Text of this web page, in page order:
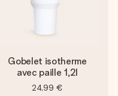
Gobelet isotherme
avec paille 1,2l
24,99 €